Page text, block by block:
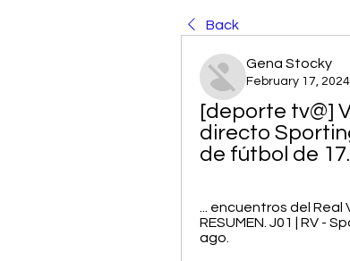
Back
Gena Stocky
February 17, 2024
[deporte tv@]
directo
de fútbol de
... encuentros del
RESUMEN. J01 | RV -
ago.